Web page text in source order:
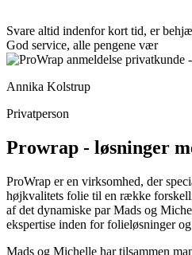
Svare altid indenfor kort tid, er
God service, alle pengene vær
Annika Kolstrup
Privatperson
Prowrap - løsninger
ProWrap er en virksomhed, der
højkvalitets folie til en række
af det dynamiske par Mads og
ekspertise inden for folieløsninger
Mads og Michelle har tilsammen